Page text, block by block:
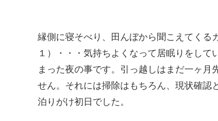
縁側に寝そべり、田んぼから聞こえてくる
１）・・・気持ちよくなって居眠りをし
まった夜の事です。引っ越しはまだ一ヶ
せん。それには掃除はもちろん、現状確認
泊りがけ初日でした。